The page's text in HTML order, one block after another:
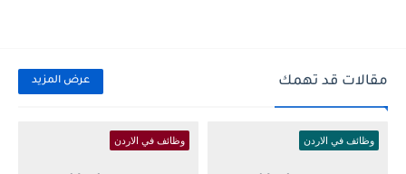
مقالات قد تهمك عرض المزيد
وظائف في الاردن وظائف في الاردن